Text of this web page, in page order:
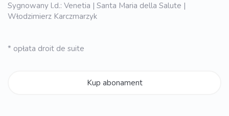
Sygnowany l.d.: Venetia | Santa Maria della Salute |
Włodzimierz Karczmarzyk
* opłata droit de suite
Kup abonament